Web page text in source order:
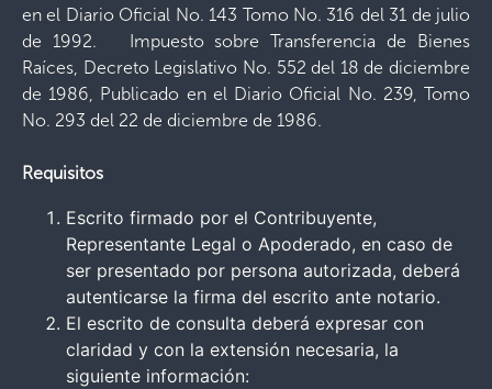
en el Diario Oficial No. 143 Tomo No. 316 del 31 de julio
de 1992. Impuesto sobre Transferencia de Bienes
Raíces, Decreto Legislativo No. 552 del 18 de diciembre
de 1986, Publicado en el Diario Oficial No. 239, Tomo
No. 293 del 22 de diciembre de 1986.
Requisitos
Escrito firmado por el Contribuyente,
Representante Legal o Apoderado, en caso de
ser presentado por persona autorizada, deberá
autenticarse la firma del escrito ante notario.
El escrito de consulta deberá expresar con
claridad y con la extensión necesaria, la
siguiente información: